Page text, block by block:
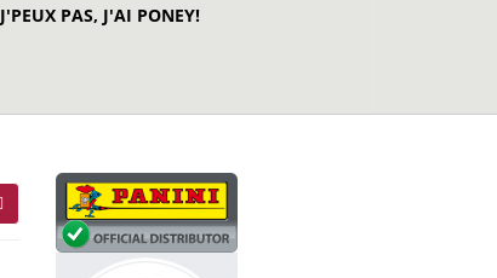
J'PEUX PAS, J'AI PONEY!